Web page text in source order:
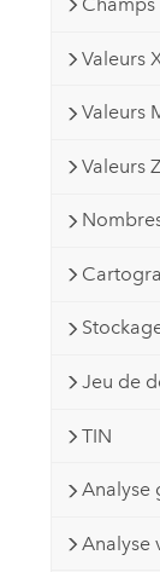
Valeurs
Valeurs
Valeurs Z
Jeu de
TIN
Analyse
Analyse